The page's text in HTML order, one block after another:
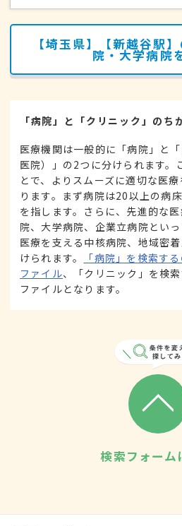
【埼玉県】【新越谷駅
院・大学病院
「病院」と「クリニック」のち
医療機関は一般的に「病院」と「
医院）」の2つに分けられます。
とで、よりスムーズに適切な医
ります。まず病院は20以上の病
を指します。さらに、先進的な
院、大学病院、企業立病院とい
医療を支える中核病院、地域密
けられます。
「病院」を検索す
ファイル、「クリニック」を検
ファイルとなります。
検索フォーム